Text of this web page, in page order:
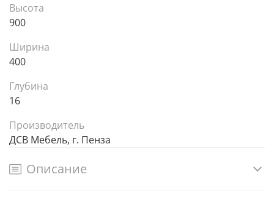
Высота
900
Ширина
400
Глубина
16
Производитель
ДСВ Мебель, г. Пенза
Описание